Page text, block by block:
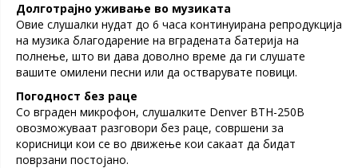
Долготрајно уживање во музиката
Овие слушалки нудат до 6 часа континуирана репродукција
на музика благодарение на вградената батерија на
полнење, што ви дава доволно време да ги слушате
вашите омилени песни или да остварувате повици.
Погодност без раце
Со вграден микрофон, слушалките Denver BTH-250B
овозможуваат разговори без раце, совршени за
корисници кои се во движење кои сакаат да бидат
поврзани постојано.